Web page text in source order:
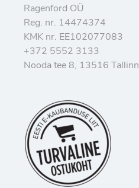
Ragenford OÜ
Reg. nr. 14474374
KMK nr. EE102077083
+372 5552 3133
Nooda tee 8, 13516 Tallinn